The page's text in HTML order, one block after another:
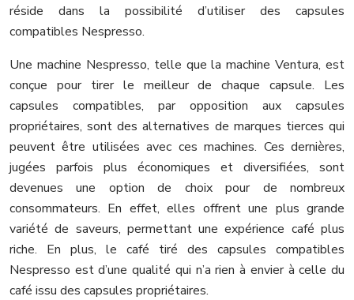
réside dans la possibilité d’utiliser des capsules
compatibles Nespresso.
Une machine Nespresso, telle que la machine Ventura, est
conçue pour tirer le meilleur de chaque capsule. Les
capsules compatibles, par opposition aux capsules
propriétaires, sont des alternatives de marques tierces qui
peuvent être utilisées avec ces machines. Ces dernières,
jugées parfois plus économiques et diversifiées, sont
devenues une option de choix pour de nombreux
consommateurs. En effet, elles offrent une plus grande
variété de saveurs, permettant une expérience café plus
riche. En plus, le café tiré des capsules compatibles
Nespresso est d’une qualité qui n’a rien à envier à celle du
café issu des capsules propriétaires.